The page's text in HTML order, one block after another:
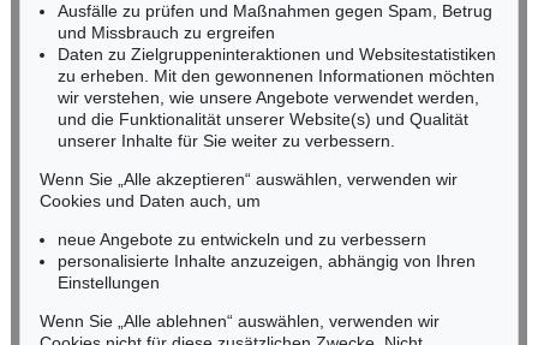
Online Sale
ALBERT WEISGERBER
Weibliche Akte, 1905
Ergebnis:€ 2.000
Fax: +49 (0)62 21 58 80-595
infoheidelberg@kettererkunst.de
NORDDEUTSCHLAND
Nico Kassel, M.A.
Tel.: +49 (0)89 55244-164
Mobil: +49 (0)171 8618661
n.kassel@kettererkunst.de
Keine Auktion mehr verpassen!
Wir informieren Sie rechtzeitig.
Ausfälle zu prüfen und Maßnahmen gegen Spam, Betrug
und Missbrauch zu ergreifen
Daten zu Zielgruppeninteraktionen und Websitestatistiken
zu erheben. Mit den gewonnenen Informationen möchten
wir verstehen, wie unsere Angebote verwendet werden,
und die Funktionalität unserer Website(s) und Qualität
unserer Inhalte für Sie weiter zu verbessern.
Wenn Sie „Alle akzeptieren“ auswählen, verwenden wir
Cookies und Daten auch, um
neue Angebote zu entwickeln und zu verbessern
personalisierte Inhalte anzuzeigen, abhängig von Ihren
Einstellungen
Wenn Sie „Alle ablehnen“ auswählen, verwenden wir